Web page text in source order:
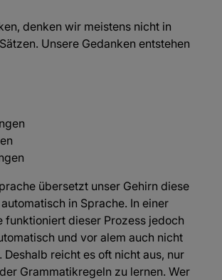
denken wir meistens nicht in
Unsere Gedanken entstehen
übersetzt unser Gehirn diese
in Sprache. In einer
funktioniert dieser Prozess jedoch
und vor alem auch nicht
Deshalb reicht es oft nicht aus, nur
Grammatikregeln zu lernen. Wer